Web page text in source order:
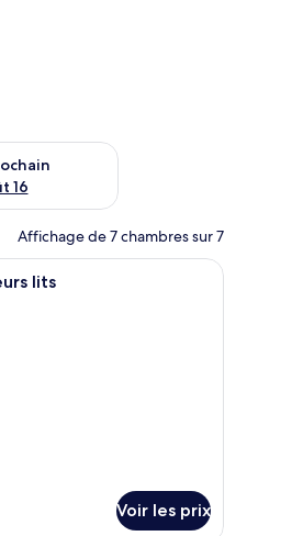
16
le week-end prochain août 14 -
Affichage de 7 chambres sur 7
pour ordinateur portable, rideaux
Bureau, espace de travail pour ordinateur
lits
Voir les prix